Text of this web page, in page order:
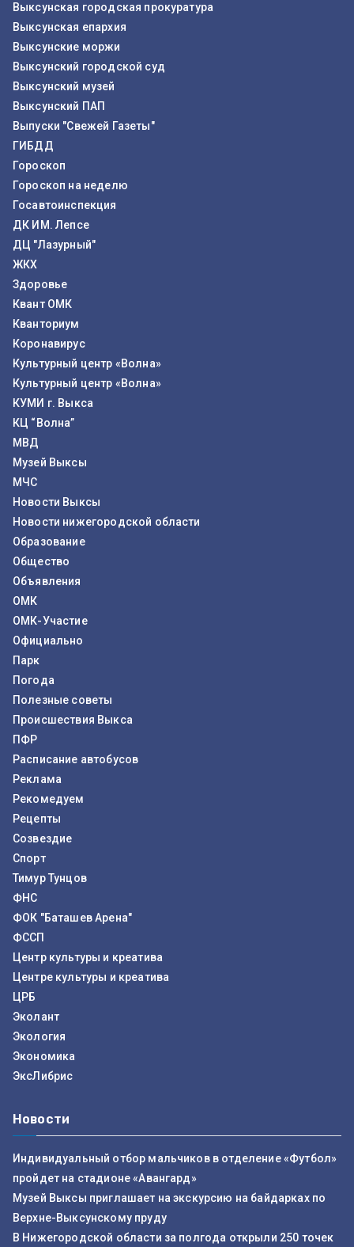
Выксунская городская прокуратура
Выксунская епархия
Выксунские моржи
Выксунский городской суд
Выксунский музей
Выксунский ПАП
Выпуски "Свежей Газеты"
ГИБДД
Гороскоп
Гороскоп на неделю
Госавтоинспекция
ДК ИМ. Лепсе
ДЦ "Лазурный"
ЖКХ
Здоровье
Квант ОМК
Кванториум
Коронавирус
Культурный центр «Волна»
Культурный центр «Волна»
КУМИ г. Выкса
КЦ “Волна”
МВД
Музей Выксы
МЧС
Новости Выксы
Новости нижегородской области
Образование
Общество
Объявления
ОМК
ОМК-Участие
Официально
Парк
Погода
Полезные советы
Происшествия Выкса
ПФР
Расписание автобусов
Реклама
Рекомедуем
Рецепты
Созвездие
Спорт
Тимур Тунцов
ФНС
ФОК "Баташев Арена"
ФССП
Центр культуры и креатива
Центре культуры и креатива
ЦРБ
Эколант
Экология
Экономика
ЭксЛибрис
Новости
Индивидуальный отбор мальчиков в отделение «Футбол»
пройдет на стадионе «Авангард»
Музей Выксы приглашает на экскурсию на байдарках по
Верхне-Выксунскому пруду
В Нижегородской области за полгода открыли 250 точек